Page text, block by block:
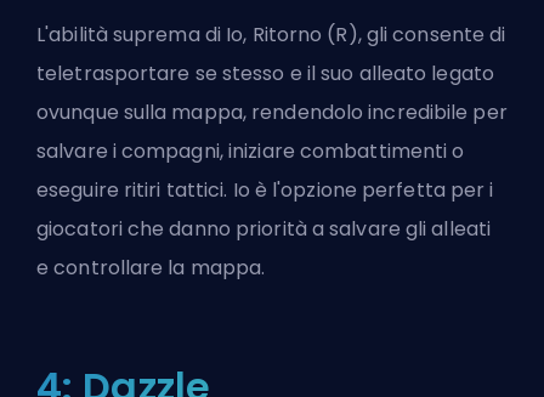
L'abilità suprema di Io, Ritorno (R), gli consente di
teletrasportare se stesso e il suo alleato legato
ovunque sulla mappa, rendendolo incredibile per
salvare i compagni, iniziare combattimenti o
eseguire ritiri tattici. Io è l'opzione perfetta per i
giocatori che danno priorità a salvare gli alleati
e controllare la mappa.